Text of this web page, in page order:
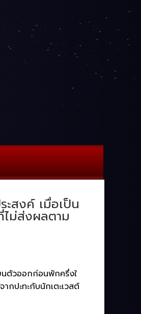
สงค์ เมื่อเป็น
ม่ส่งผลตาม
นตัวออกก่อนพักครึ่งใ
กปะทะกับนักเตะเวสต์